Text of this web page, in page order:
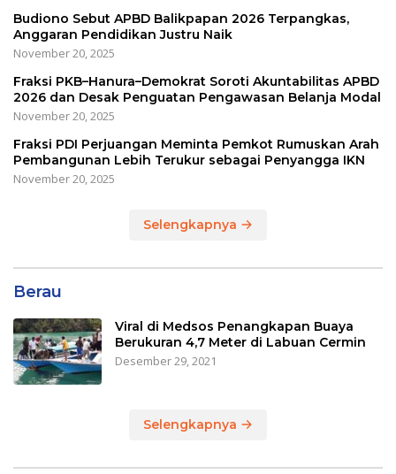
Budiono Sebut APBD Balikpapan 2026 Terpangkas,
Anggaran Pendidikan Justru Naik
November 20, 2025
Fraksi PKB–Hanura–Demokrat Soroti Akuntabilitas APBD
2026 dan Desak Penguatan Pengawasan Belanja Modal
November 20, 2025
Fraksi PDI Perjuangan Meminta Pemkot Rumuskan Arah
Pembangunan Lebih Terukur sebagai Penyangga IKN
November 20, 2025
Selengkapnya
Berau
Viral di Medsos Penangkapan Buaya
Berukuran 4,7 Meter di Labuan Cermin
Desember 29, 2021
Selengkapnya